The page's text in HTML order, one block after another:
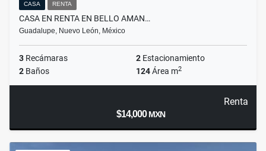
CASA RENTA
CASA EN RENTA EN BELLO AMAN…
Guadalupe, Nuevo León, México
3 Recámaras 2 Estacionamiento
2 Baños 124Área m2
Renta
$14,000MXN